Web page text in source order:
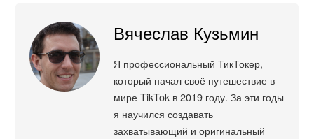
Вячеслав Кузьмин
Я профессиональный ТикТокер,
который начал своё путешествие в
мире TikTok в 2019 году. За эти годы
я научился создавать
захватывающий и оригинальный